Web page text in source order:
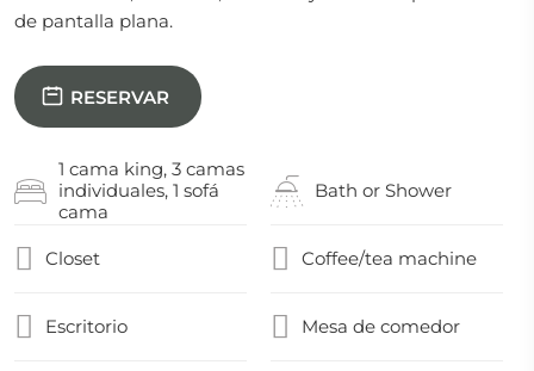
de pantalla plana.
RESERVAR
1 cama king, 3 camas
individuales, 1 sofá
cama
Bath or Shower
Closet Coffee/tea machine
Escritorio Mesa de comedor